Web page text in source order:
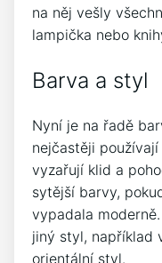
na něj vešly
lampička nebo
Barva a styl
Nyní je na řadě
nejčastěji
vyzařují klid a
sytější barvy,
vypadala
jiný styl, například
orientální styl.